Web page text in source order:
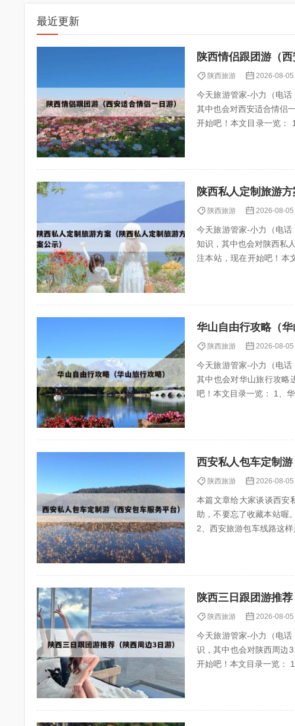
最近更新
陕西情侣跟团游（西
陕西旅游 2026-08-
今天旅游管家-小力（电话
其中也会对西安适合情侣
开始吧！本文目录一览： 1、西安到巴厘岛十泗
陕西私人定制旅游
陕西旅游 2026-08-05
今天旅游管家-小力（电
知识，其中也会对陕西私
注本站，现在开始吧！本
华山自由行攻略（华
陕西旅游 2026-08-
今天旅游管家-小力（电话
其中也会对华山旅行攻略
吧！本文目录一览： 1、华山一日
西安私人包车定制游
陕西旅游 2026-08-05
本篇文章给大家谈谈西安
助，不要忘了收藏本站喔
2、西安旅游包车线路这样走 3、西安一日游包车接送 4、西安包车游法门寺,乾陵再到汉阳陵
陕西三日跟团游推荐
陕西旅游 2026-08-
今天旅游管家-小力（电
识，其中也会对陕西周边
开始吧！本文目录一览： 1、陕西省三日游旅游景